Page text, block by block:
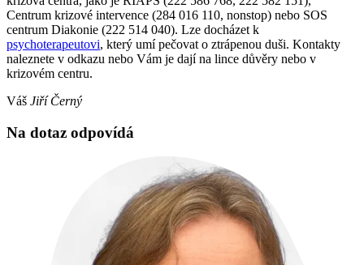
Centrum krizové intervence (284 016 110, nonstop) nebo SOS
centrum Diakonie (222 514 040). Lze docházet k
psychoterapeutovi, který umí pečovat o ztrápenou duši. Kontakty
naleznete v odkazu nebo Vám je dají na lince důvěry nebo v
krizovém centru.
Váš Jiří Černý
Na dotaz odpovídá